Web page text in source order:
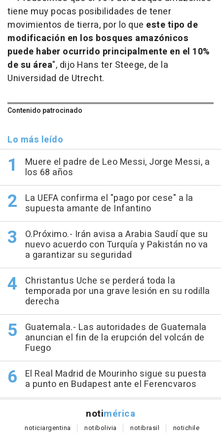
tiene muy pocas posibilidades de tener
movimientos de tierra, por lo que este tipo de
modificación en los bosques amazónicos
puede haber ocurrido principalmente en el 10%
de su área", dijo Hans ter Steege, de la
Universidad de Utrecht.
Contenido patrocinado
Lo más leído
Muere el padre de Leo Messi, Jorge Messi, a
los 68 años
La UEFA confirma el "pago por cese" a la
supuesta amante de Infantino
O.Próximo.- Irán avisa a Arabia Saudí que su
nuevo acuerdo con Turquía y Pakistán no va
a garantizar su seguridad
Christantus Uche se perderá toda la
temporada por una grave lesión en su rodilla
derecha
Guatemala.- Las autoridades de Guatemala
anuncian el fin de la erupción del volcán de
Fuego
El Real Madrid de Mourinho sigue su puesta
a punto en Budapest ante el Ferencvaros
notimérica
noticiargentina notibolivia notibrasil notichile